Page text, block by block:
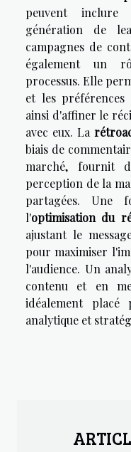
peuvent
génération de
campagnes de
également un
processus. Elle
et les préférences
ainsi d'affiner le
avec eux. La
biais de
marché, fournit
perception de la
partagées. Une
l'optimisation du
ajustant le
pour maximiser
l'audience. Un
contenu et en
idéalement placé
analytique et